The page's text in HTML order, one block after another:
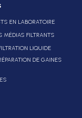
EN LABORATOIRE
MÉDIAS FILTRANTS
LIQUIDE
DE GAINES